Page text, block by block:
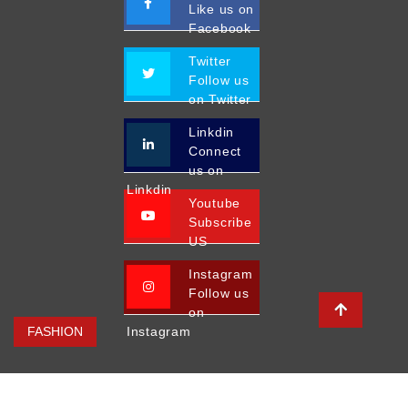
FASHION
Like us on
Facebook
Twitter
Follow us
on Twitter
Linkdin
Connect
us on
Linkdin
Youtube
Subscribe
US
Instagram
Follow us
on
Instagram